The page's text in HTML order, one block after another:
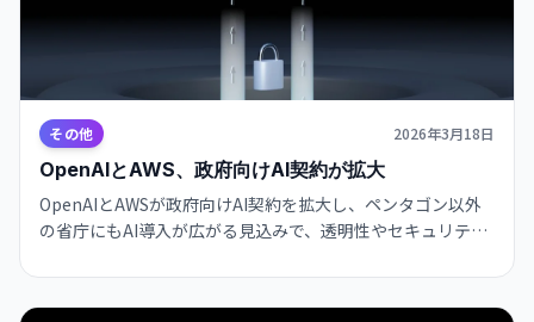
その他 2026年3月18日
OpenAIとAWS、政府向けAI契約が拡大
OpenAIとAWSが政府向けAI契約を拡大し、ペンタゴン以外
の省庁にもAI導入が広がる見込みで、透明性やセキュリティ